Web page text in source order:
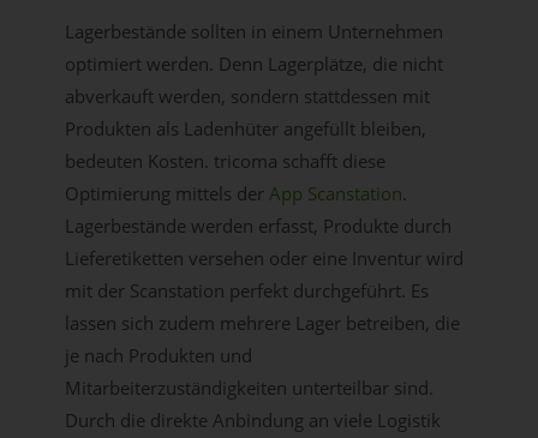
Lagerbestände sollten in einem Unternehmen
optimiert werden. Denn Lagerplätze, die nicht
abverkauft werden, sondern stattdessen mit
Produkten als Ladenhüter angefüllt bleiben,
bedeuten Kosten. tricoma schafft diese
Optimierung mittels der App Scanstation
Lagerbestände werden erfasst, Produkte durch
Lieferetiketten versehen oder eine Inventur wird
mit der Scanstation perfekt durchgeführt. Es
lassen sich zudem mehrere Lager betreiben, die
je nach Produkten und
Mitarbeiterzuständigkeiten unterteilbar sind.
Durch die direkte Anbindung an viele Logistik